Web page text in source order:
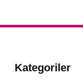
Kategoriler